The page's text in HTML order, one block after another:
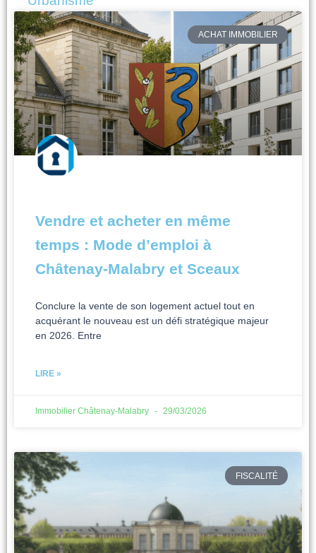
ACHAT IMMOBILIER
Vendre et acheter en même
temps : Mode d’emploi à
Châtenay-Malabry et Sceaux
Conclure la vente de son logement actuel tout en
acquérant le nouveau est un défi stratégique majeur
en 2026. Entre
LIRE »
Immobilier Châtenay-Malabry 29/03/2026
FISCALITÉ
Page